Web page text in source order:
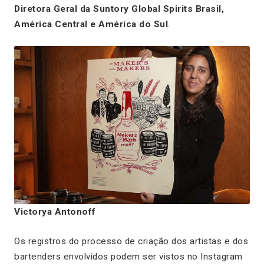
Diretora Geral da Suntory Global Spirits Brasil,
América Central e América do Sul .
Victorya Antonoff
Os registros do processo de criação dos artistas e dos
bartenders envolvidos podem ser vistos no Instagram